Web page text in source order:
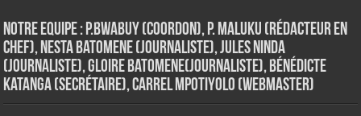
Notre Equipe : P.Bwabuy (Coordon), P. Maluku (Rédacteur en
Chef), Nesta Batomene (Journaliste), Jules Ninda
(Journaliste), Gloire Batomene(Journaliste), Bénédicte
Katanga (Secrétaire), Carrel Mpotiyolo (Webmaster)